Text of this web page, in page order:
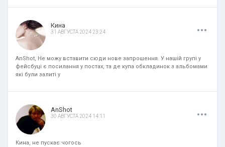
Кина
31 АВГУСТА 2024 23:24 ...
AnShot, Не можу вставити сюди нове запрошення. У нашій групі у
фейсбуці є посилання у постах, та де купа обкладинок з альбомами
які були залиті у
AnShot
30 АВГУСТА 2024 14:11 ...
Кина, не пускає чогось